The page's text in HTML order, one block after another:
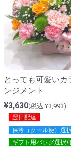
とっても可愛いカ
ンジメント
¥3,630(税込 ¥3,993)
翌日配達
保冷（クール便）選
ギフト用バッグ選択